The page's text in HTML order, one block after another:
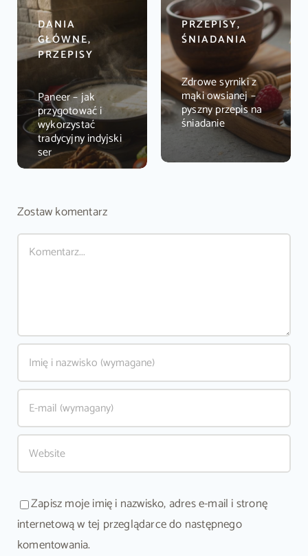
DANIA
GŁÓWNE,
PRZEPISY
Paneer – jak
przygotować i
wykorzystać
tradycyjny indyjski
ser
PRZEPISY,
ŚNIADANIA
Zdrowe syrniki z
mąki owsianej –
pyszny przepis na
śniadanie
Zostaw komentarz
Comment
Zapisz moje imię i nazwisko, adres e-mail i stronę
internetową w tej przeglądarce do następnego
komentowania.